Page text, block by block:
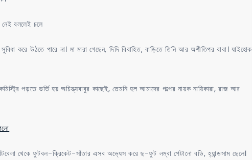
নেই বললেই চলে
করে উঠতে পারে না। মা মারা গেছেন, দিদি বিবাহিত, বাড়িতে তিনি আর অশীতিপর বাবা। যাইহোক
পড়তে ভর্তি হয় অচিন্ত্যবাবুর কাছেই, তেমনি হল আমাদের গল্পের নায়ক নায়িকারা, রাজ আর
থেকে ফুটবল-ক্রিকেট-সাঁতার এসব অভ্যেস করে ছ-ফুট লম্বা পেটানো বডি, হ্যান্ডসাম ছেলে।